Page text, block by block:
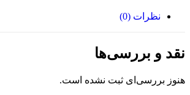
نظرات (0)
نقد و بررسی‌ها
هنوز بررسی‌ای ثبت نشده است.